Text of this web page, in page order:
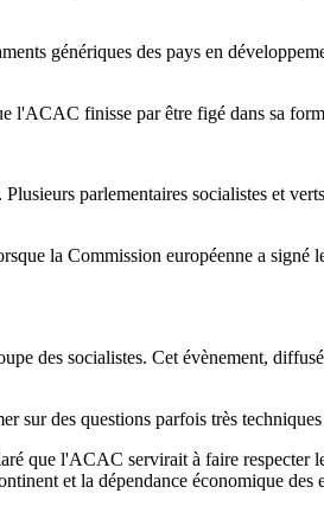
génériques des pays en
l'ACAC finisse par être figé dans sa
parlementaires socialistes et verts
la Commission européenne a signé
des socialistes. Cet évènement,
sur des questions parfois très
que l'ACAC servirait à faire respecter
et la dépendance économique des